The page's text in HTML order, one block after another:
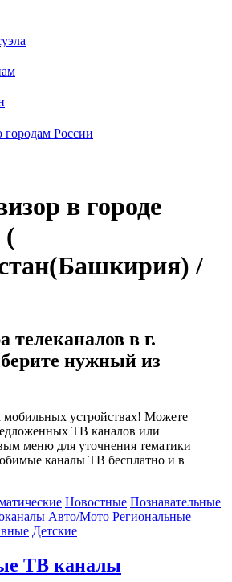
России
в городе
(
/
телеканалов в г.
нужный из
устройствах! Можете
ТВ каналов или
меню для уточнения тематики
каналы ТВ бесплатно и в
Новостные Познавательные
Авто/Мото Региональные
Детские
ТВ каналы